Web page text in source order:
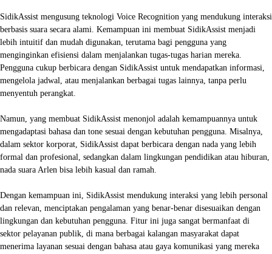
SidikAssist mengusung teknologi Voice Recognition yang mendukung interaksi
berbasis suara secara alami. Kemampuan ini membuat SidikAssist menjadi
lebih intuitif dan mudah digunakan, terutama bagi pengguna yang
menginginkan efisiensi dalam menjalankan tugas-tugas harian mereka.
Pengguna cukup berbicara dengan SidikAssist untuk mendapatkan informasi,
mengelola jadwal, atau menjalankan berbagai tugas lainnya, tanpa perlu
menyentuh perangkat.
Namun, yang membuat SidikAssist menonjol adalah kemampuannya untuk
mengadaptasi bahasa dan tone sesuai dengan kebutuhan pengguna. Misalnya,
dalam sektor korporat, SidikAssist dapat berbicara dengan nada yang lebih
formal dan profesional, sedangkan dalam lingkungan pendidikan atau hiburan,
nada suara Arlen bisa lebih kasual dan ramah.
Dengan kemampuan ini, SidikAssist mendukung interaksi yang lebih personal
dan relevan, menciptakan pengalaman yang benar-benar disesuaikan dengan
lingkungan dan kebutuhan pengguna. Fitur ini juga sangat bermanfaat di
sektor pelayanan publik, di mana berbagai kalangan masyarakat dapat
menerima layanan sesuai dengan bahasa atau gaya komunikasi yang mereka